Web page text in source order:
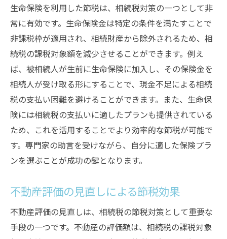
生命保険を利用した節税は、相続税対策の一つとして非
常に有効です。生命保険金は特定の条件を満たすことで
非課税枠が適用され、相続財産から除外されるため、相
続税の課税対象額を減少させることができます。例え
ば、被相続人が生前に生命保険に加入し、その保険金を
相続人が受け取る形にすることで、現金不足による相続
税の支払い困難を避けることができます。また、生命保
険には相続税の支払いに適したプランも提供されている
ため、これを活用することでより効率的な節税が可能で
す。専門家の助言を受けながら、自分に適した保険プラ
ンを選ぶことが成功の鍵となります。
不動産評価の見直しによる節税効果
不動産評価の見直しは、相続税の節税対策として重要な
手段の一つです。不動産の評価額は、相続税の課税対象